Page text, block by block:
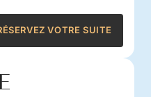
VOTRE SUITE